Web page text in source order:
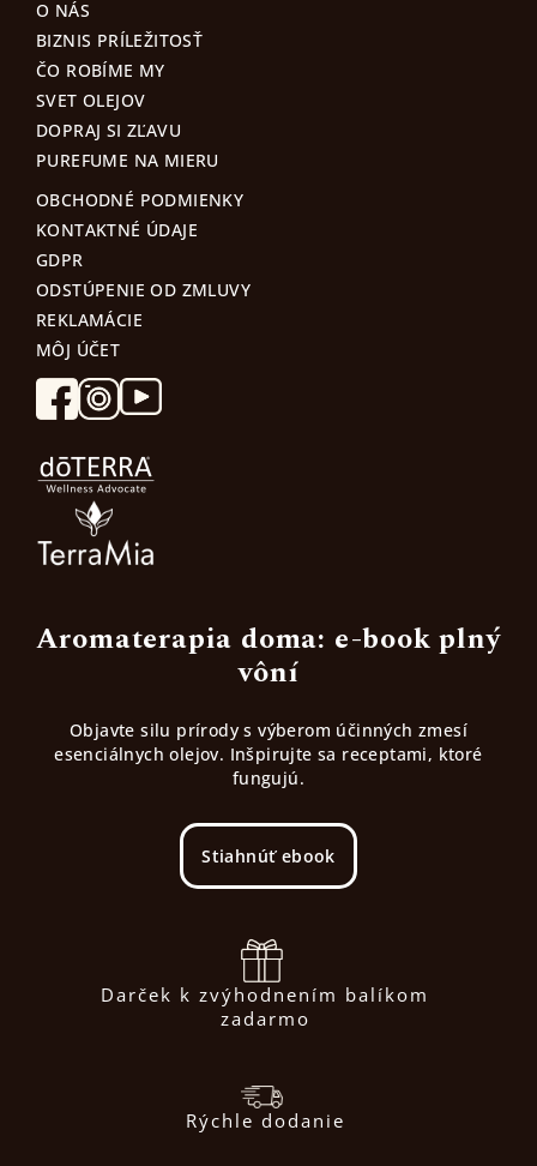
O NÁS
BIZNIS PRÍLEŽITOSŤ
ČO ROBÍME MY
SVET OLEJOV
DOPRAJ SI ZĽAVU
PUREFUME NA MIERU
OBCHODNÉ PODMIENKY
KONTAKTNÉ ÚDAJE
GDPR
ODSTÚPENIE OD ZMLUVY
REKLAMÁCIE
MÔJ ÚČET
Aromaterapia doma: e-book plný
vôní
Objavte silu prírody s výberom účinných zmesí
esenciálnych olejov. Inšpirujte sa receptami, ktoré
fungujú.
Stiahnúť ebook
Darček k zvýhodnením balíkom
zadarmo
Rýchle dodanie